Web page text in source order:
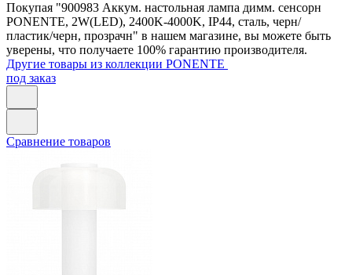
Покупая "900983 Аккум. настольная лампа димм. сенсорн
PONENTE, 2W(LED), 2400K-4000K, IP44, сталь, черн/
пластик/черн, прозрачн" в нашем магазине, вы можете быть
уверены, что получаете 100% гарантию производителя.
Другие товары из коллекции PONENTE
под заказ
Сравнение товаров